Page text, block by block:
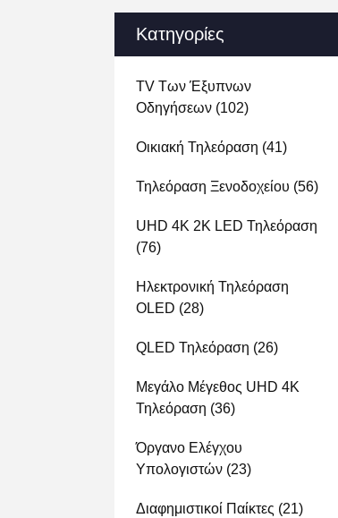
Κατηγορίες
TV Των Έξυπνων
Οδηγήσεων (102)
Οικιακή Τηλεόραση (41)
Τηλεόραση Ξενοδοχείου (56)
UHD 4K 2K LED Τηλεόραση
(76)
Ηλεκτρονική Τηλεόραση
OLED (28)
QLED Τηλεόραση (26)
Μεγάλο Μέγεθος UHD 4K
Τηλεόραση (36)
Όργανο Ελέγχου
Υπολογιστών (23)
Διαφημιστικοί Παίκτες (21)